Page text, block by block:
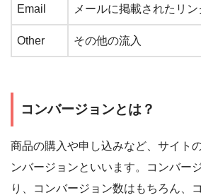
Email メールに掲載されたリ
Other その他の流入
コンバージョンとは？
商品の購入や申し込みなど、サイト
ンバージョンといいます。コンバー
り、コンバージョン数はもちろん、